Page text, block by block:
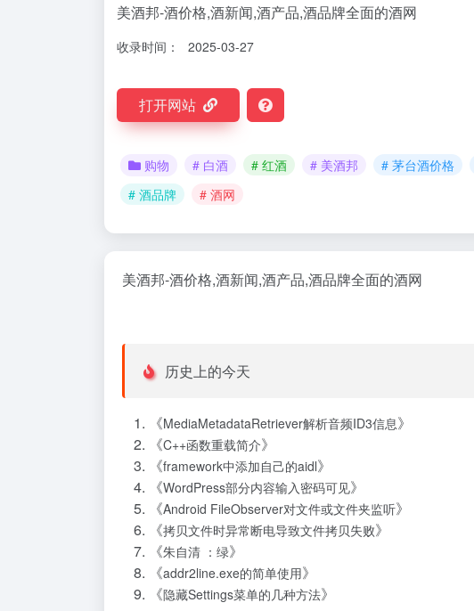
美酒邦-酒价格,酒新闻,酒产品,酒品牌全面的酒网
收录时间： 2025-03-27
打开网站
购物 # 白酒 # 红酒 # 美酒邦 # 茅台酒价格
# 酒品牌
# 酒网
美酒邦-酒价格,酒新闻,酒产品,酒品牌全面的酒网
历史上的今天
《MediaMetadataRetriever解析音频ID3信息》
《C++函数重载简介》
《framework中添加自己的aidl》
《WordPress部分内容输入密码可见》
《Android FileObserver对文件或文件夹监听》
《拷贝文件时异常断电导致文件拷贝失败》
《朱自清 ：绿》
《addr2line.exe的简单使用》
《隐藏Settings菜单的几种方法》